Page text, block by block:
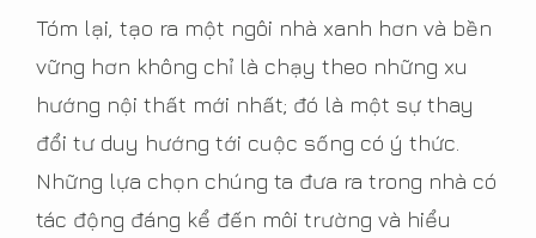
Tóm lại, tạo ra một ngôi nhà xanh hơn và bền
vững hơn không chỉ là chạy theo những xu
hướng nội thất mới nhất; đó là một sự thay
đổi tư duy hướng tới cuộc sống có ý thức.
Những lựa chọn chúng ta đưa ra trong nhà có
tác động đáng kể đến môi trường và hiểu